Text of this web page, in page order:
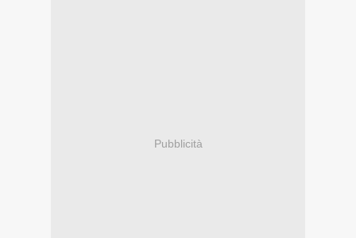
Pubblicità